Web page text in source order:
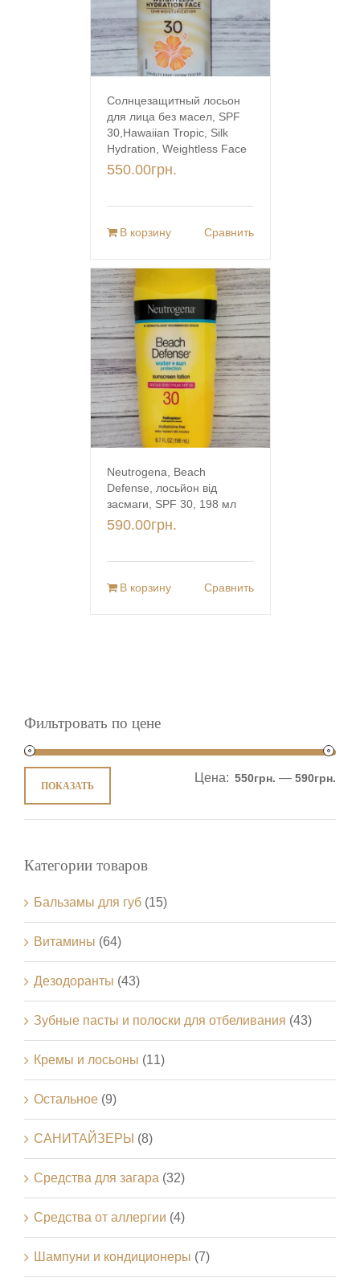
Солнцезащитный лосьон
для лица без масел, SPF
30,Hawaiian Tropic, Silk
Hydration, Weightless Face
550.00грн.
В корзину Сравнить
Neutrogena, Beach
Defense, лосьйон від
засмаги, SPF 30, 198 мл
590.00грн.
В корзину Сравнить
Фильтровать по цене
ПОКАЗАТЬ
Цена: 550грн. — 590грн.
Категории товаров
Бальзамы для губ (15)
Витамины (64)
Дезодоранты (43)
Зубные пасты и полоски для отбеливания (43)
Кремы и лосьоны (11)
Остальное (9)
САНИТАЙЗЕРЫ (8)
Средства для загара (32)
Средства от аллергии (4)
Шампуни и кондиционеры (7)